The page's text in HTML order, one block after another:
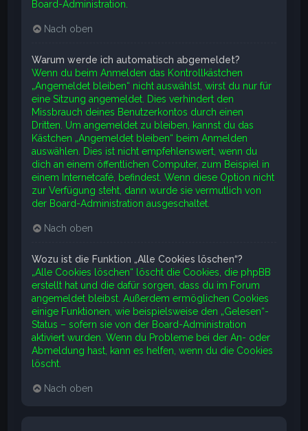
Board-Administration.
Nach oben
Warum werde ich automatisch abgemeldet?
Wenn du beim Anmelden das Kontrollkästchen
„Angemeldet bleiben“ nicht auswählst, wirst du nur für
eine Sitzung angemeldet. Dies verhindert den
Missbrauch deines Benutzerkontos durch einen
Dritten. Um angemeldet zu bleiben, kannst du das
Kästchen „Angemeldet bleiben“ beim Anmelden
auswählen. Dies ist nicht empfehlenswert, wenn du
dich an einem öffentlichen Computer, zum Beispiel in
einem Internetcafé, befindest. Wenn diese Option nicht
zur Verfügung steht, dann wurde sie vermutlich von
der Board-Administration ausgeschaltet.
Nach oben
Wozu ist die Funktion „Alle Cookies löschen“?
„Alle Cookies löschen“ löscht die Cookies, die phpBB
erstellt hat und die dafür sorgen, dass du im Forum
angemeldet bleibst. Außerdem ermöglichen Cookies
einige Funktionen, wie beispielsweise den „Gelesen“-
Status – sofern sie von der Board-Administration
aktiviert wurden. Wenn du Probleme bei der An- oder
Abmeldung hast, kann es helfen, wenn du die Cookies
löscht.
Nach oben